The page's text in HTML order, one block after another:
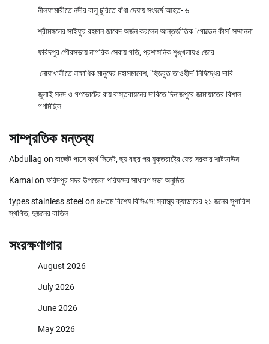
নীলফামারীতে নদীর বালু চুরিতে বাঁধা দেয়ায় সংঘর্ষে আহত- ৬
শ্রীমঙ্গলের সাইফুর রহমান জাবেদ অর্জন করলেন আন্তর্জাতিক ‘গোল্ডেন কীস’ সম্মাননা
ফরিদপুর পৌরসভায় নাগরিক সেবায় গতি, প্রশাসনিক শৃঙ্খলায়ও জোর
নোয়াখালীতে লক্ষাধিক মানুষের মহাসমাবেশ, ‘হিজবুত তাওহীদ’ নিষিদ্ধের দাবি
জুলাই সনদ ও গণভোটের রায় বাস্তবায়নের দাবিতে দিনাজপুরে জামায়াতের বিশাল
গণমিছিল
সাম্প্রতিক মন্তব্য
Abdullag on বাজেট পাসে ব্যর্থ সিনেট, ছয় বছর পর যুক্তরাষ্ট্রে ফের সরকার শাটডাউন
Kamalon ফরিদপুর সদর উপজেলা পরিষদের সাধারণ সভা অনুষ্ঠিত
types stainless steelon ৪৮তম বিশেষ বিসিএস: স্বাস্থ্য ক্যাডারের ২১ জনের সুপারিশ
স্থগিত, দুজনের বাতিল
সংরক্ষণাগার
August 2026
July 2026
June 2026
May 2026